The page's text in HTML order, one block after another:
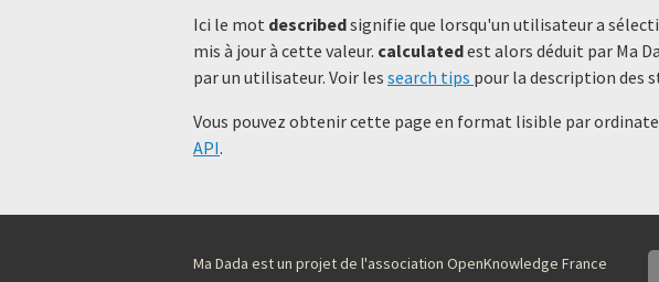
Ici le mot describedsignifie que lorsqu'un utilisateur a
mis à jour à cette valeur. calculatedest alors déduit par Ma
par un utilisateur. Voir les search tips pour la description des
Vous pouvez obtenir cette page en format lisible par
API.
Ma Dada est un projet de l'association OpenKnowledge France